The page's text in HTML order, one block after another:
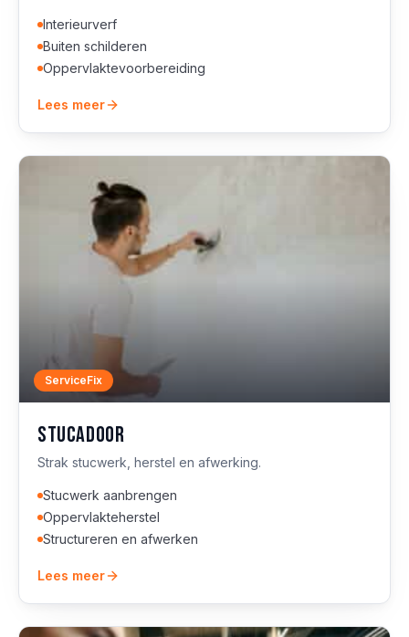
Interieurverf
Buiten schilderen
Oppervlaktevoorbereiding
Lees meer
ServiceFix
Stucadoor
Strak stucwerk, herstel en afwerking.
Stucwerk aanbrengen
Oppervlakteherstel
Structureren en afwerken
Lees meer